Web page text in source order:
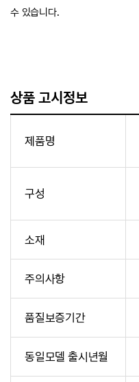
수 있습니다.
상품 고시정보
제품명
구성
소재
주의사항
품질보증기간
동일모델 출시년월